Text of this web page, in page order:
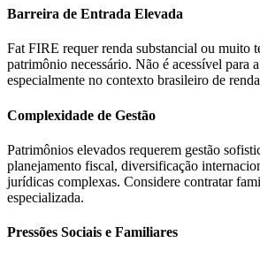
Barreira de Entrada Elevada
Fat FIRE requer renda substancial ou muito
patrimônio necessário. Não é acessível para
especialmente no contexto brasileiro de
Complexidade de Gestão
Patrimônios elevados requerem gestão
planejamento fiscal, diversificação
jurídicas complexas. Considere contratar
especializada.
Pressões Sociais e Familiares